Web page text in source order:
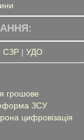
СЗР| УДО
грошове
ЗСУ
цифровізація